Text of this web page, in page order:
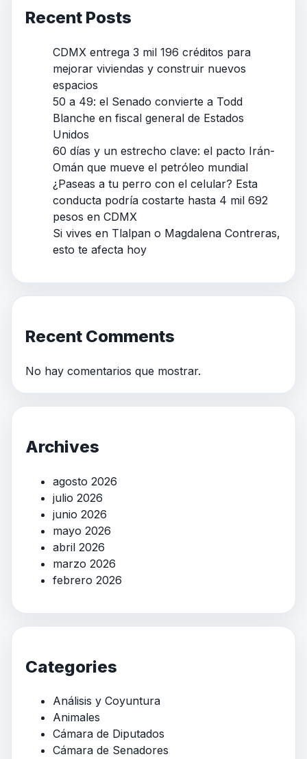
Recent Posts
CDMX entrega 3 mil 196 créditos para
mejorar viviendas y construir nuevos
espacios
50 a 49: el Senado convierte a Todd
Blanche en fiscal general de Estados
Unidos
60 días y un estrecho clave: el pacto Irán-
Omán que mueve el petróleo mundial
¿Paseas a tu perro con el celular? Esta
conducta podría costarte hasta 4 mil 692
pesos en CDMX
Si vives en Tlalpan o Magdalena Contreras,
esto te afecta hoy
Recent Comments
No hay comentarios que mostrar.
Archives
agosto 2026
julio 2026
junio 2026
mayo 2026
abril 2026
marzo 2026
febrero 2026
Categories
Análisis y Coyuntura
Animales
Cámara de Diputados
Cámara de Senadores